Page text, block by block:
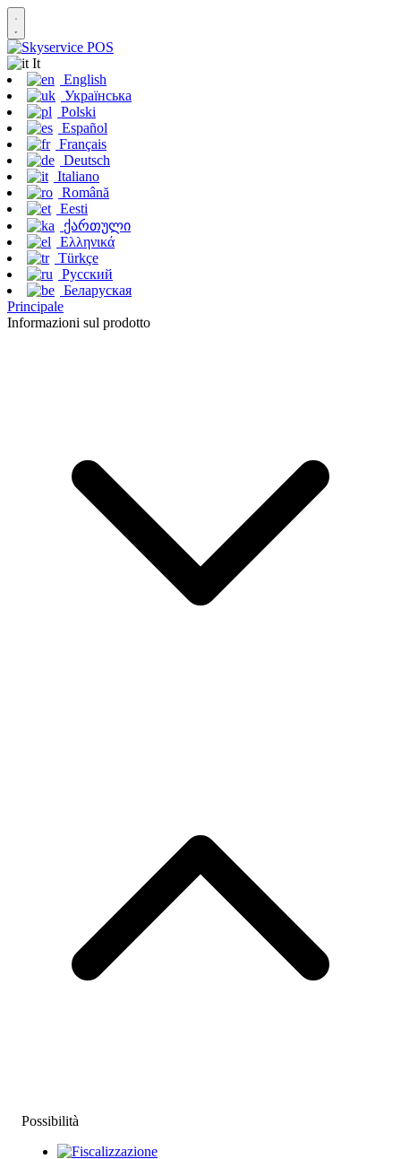
It
English
Українська
Polski
Español
Français
Deutsch
Italiano
Română
Eesti
ქართული
Ελληνικά
Türkçe
Русский
Беларуская
Principale
Informazioni sul prodotto
Possibilità